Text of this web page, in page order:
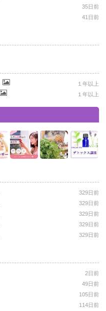
35日前
41日前
１年以上
１年以上
329日前
329日前
329日前
329日前
329日前
2日前
49日前
105日前
114日前